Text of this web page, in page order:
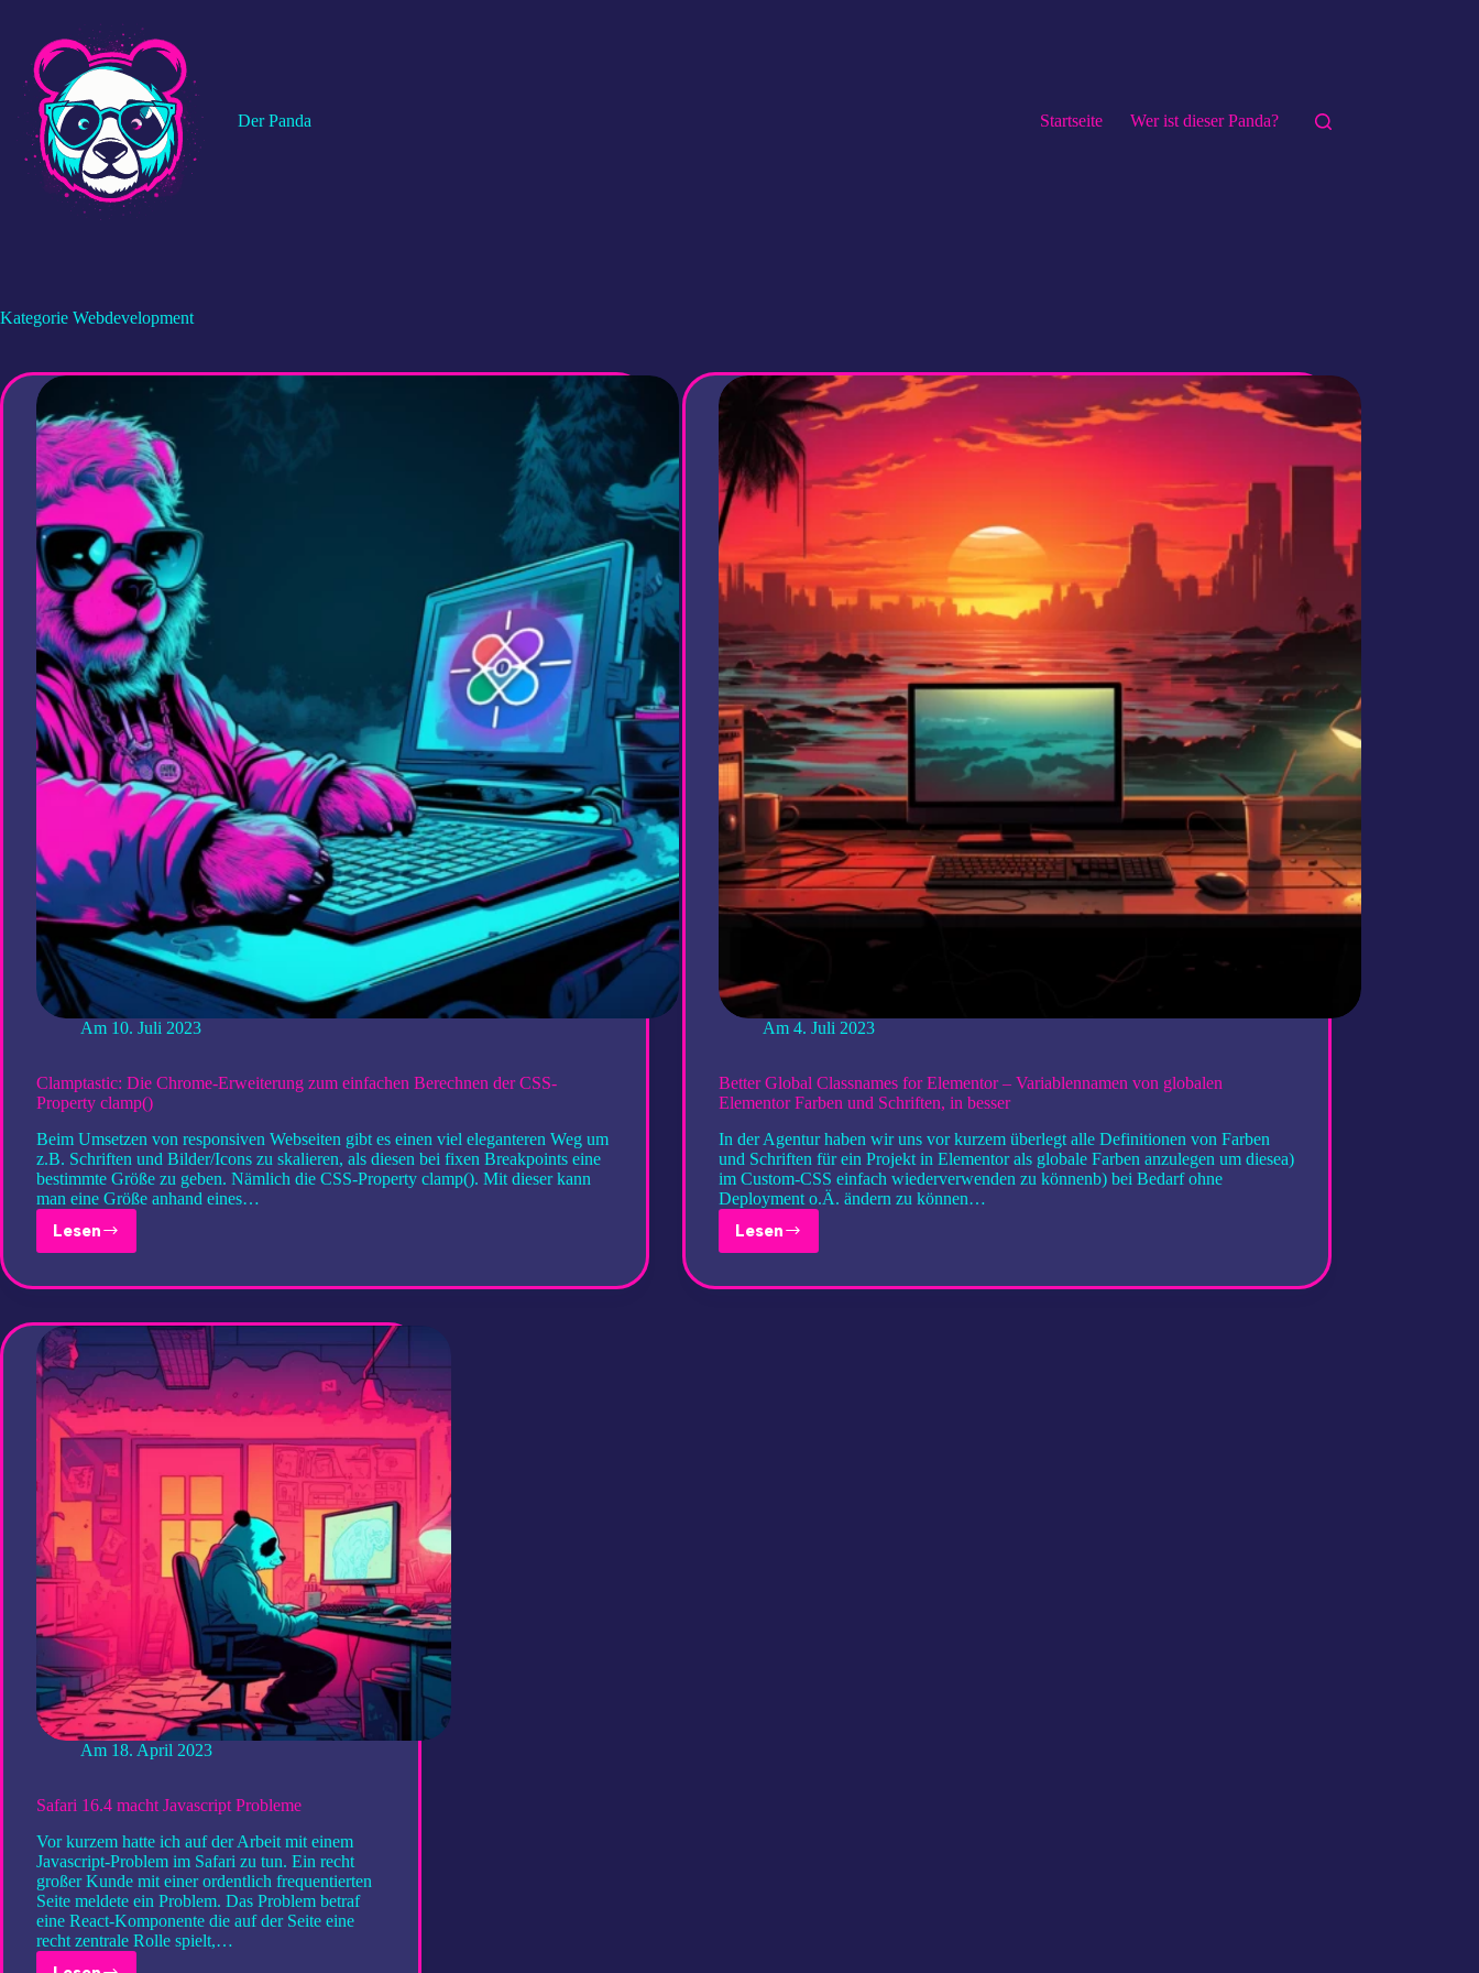
springen
Der Panda Startseite Wer ist dieser Panda?
Kategorie Webdevelopment
Am 10. Juli 2023
Clamptastic: Die Chrome-Erweiterung zum einfachen Berechnen der CSS-
Property clamp()
Beim Umsetzen von responsiven Webseiten gibt es einen viel eleganteren Weg um
z.B. Schriften und Bilder/Icons zu skalieren, als diesen bei fixen Breakpoints eine
bestimmte Größe zu geben. Nämlich die CSS-Property clamp(). Mit dieser kann
man eine Größe anhand eines…
LesenClamptastic:
Die
zum
einfachen
Berechnen
der
CSS-
Property
clamp()
Am 4. Juli 2023
Better Global Classnames for Elementor – Variablennamen von globalen
Elementor Farben und Schriften, in besser
In der Agentur haben wir uns vor kurzem überlegt alle Definitionen von Farben
und Schriften für ein Projekt in Elementor als globale Farben anzulegen um diesea)
im Custom-CSS einfach wiederverwenden zu könnenb) bei Bedarf ohne
Deployment o.Ä. ändern zu können…
LesenBetter
Global
Am 18. April 2023
Safari 16.4 macht Javascript Probleme
Vor kurzem hatte ich auf der Arbeit mit einem
Javascript-Problem im Safari zu tun. Ein recht
großer Kunde mit einer ordentlich frequentierten
Seite meldete ein Problem. Das Problem betraf
eine React-Komponente die auf der Seite eine
recht zentrale Rolle spielt,…